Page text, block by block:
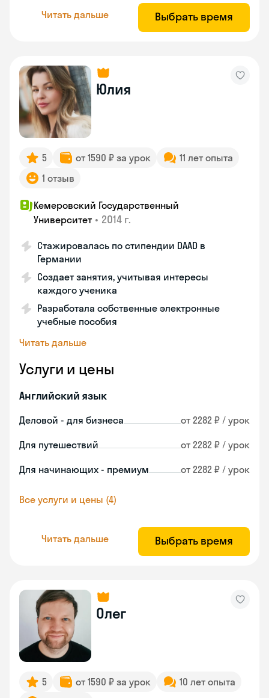
Читать дальше Выбрать время
Юлия
5 от 1590 ₽ за урок
11 лет опыта
1 отзыв
Кемеровский Государственный
Университет • 2014 г.
Стажировалась по стипендии DAAD в
Германии
Создает занятия, учитывая интересы
каждого ученика
Разработала собственные электронные
учебные пособия
Читать дальше
Услуги и цены
Английский язык
Деловой - для бизнеса от 2282 ₽ / урок
Для путешествий от 2282 ₽ / урок
Для начинающих - премиум от 2282 ₽ / урок
Все услуги и цены (4)
Читать дальше Выбрать время
Олег
5 от 1590 ₽ за урок
10 лет опыта